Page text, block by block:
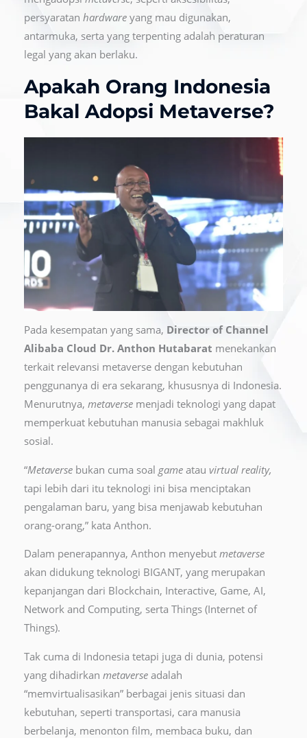
persyaratan hardware yang mau digunakan,
antarmuka, serta yang terpenting adalah peraturan
legal yang akan berlaku.
Apakah Orang Indonesia
Bakal Adopsi Metaverse?
Pada kesempatan yang sama, Director of Channel
Alibaba Cloud Dr. Anthon Hutabarat menekankan
terkait relevansi metaverse dengan kebutuhan
penggunanya di era sekarang, khususnya di Indonesia.
Menurutnya, metaverse menjadi teknologi yang dapat
memperkuat kebutuhan manusia sebagai makhluk
sosial.
“Metaverse bukan cuma soal game atau virtual reality,
tapi lebih dari itu teknologi ini bisa menciptakan
pengalaman baru, yang bisa menjawab kebutuhan
orang-orang,” kata Anthon.
Dalam penerapannya, Anthon menyebut metaverse
akan didukung teknologi BIGANT, yang merupakan
kepanjangan dari Blockchain, Interactive, Game, AI,
Network and Computing, serta Things (Internet of
Things).
Tak cuma di Indonesia tetapi juga di dunia, potensi
yang dihadirkan metaverse adalah
“memvirtualisasikan” berbagai jenis situasi dan
kebutuhan, seperti transportasi, cara manusia
berbelanja, menonton film, membaca buku, dan